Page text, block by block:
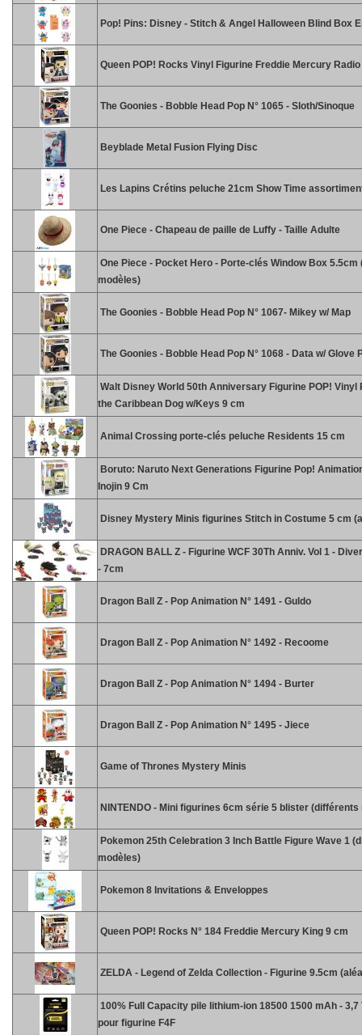
Pop! Pins: Disney - Stitch & Angel Halloween Blind Box
Queen POP! Rocks Vinyl Figurine Freddie Mercury
The Goonies - Bobble Head Pop N° 1065 - Sloth/Sinoque
Beyblade Metal Fusion Flying Disc
Les Lapins Crétins peluche 21cm Show Time
One Piece - Chapeau de paille de Luffy - Taille Adulte
One Piece - Pocket Hero - Porte-clés Window Box
modèles)
The Goonies - Bobble Head Pop N° 1067- Mikey w/ Map
The Goonies - Bobble Head Pop N° 1068 - Data w/ Glove
Walt Disney World 50th Anniversary Figurine POP! Vinyl
the Caribbean Dog w/Keys 9 cm
Animal Crossing porte-clés peluche Residents 15 cm
Boruto: Naruto Next Generations Figurine Pop!
Inojin 9 Cm
Disney Mystery Minis figurines Stitch in Costume 5 cm
DRAGON BALL Z - Figurine WCF 30Th Anniv. Vol 1 -
- 7cm
Dragon Ball Z - Pop Animation N° 1491 - Guldo
Dragon Ball Z - Pop Animation N° 1492 - Recoome
Dragon Ball Z - Pop Animation N° 1494 - Burter
Dragon Ball Z - Pop Animation N° 1495 - Jiece
Game of Thrones Mystery Minis
NINTENDO - Mini figurines 6cm série 5 blister (différents
Pokemon 25th Celebration 3 Inch Battle Figure Wave 1
modèles)
Pokemon 8 Invitations & Enveloppes
Queen POP! Rocks N° 184 Freddie Mercury King 9 cm
ZELDA - Legend of Zelda Collection - Figurine 9.5cm
100% Full Capacity pile lithium-ion 18500 1500 mAh - 3,7
pour figurine F4F